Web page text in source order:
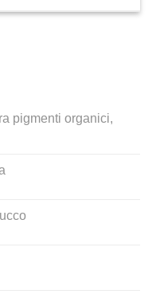
pigmenti organici,